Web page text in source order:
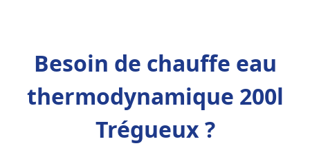
Besoin de chauffe eau
thermodynamique 200l
Trégueux ?